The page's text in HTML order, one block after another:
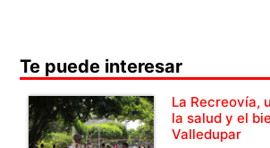
Te puede interesar
La Recreovía,
la salud y el
Valledupar